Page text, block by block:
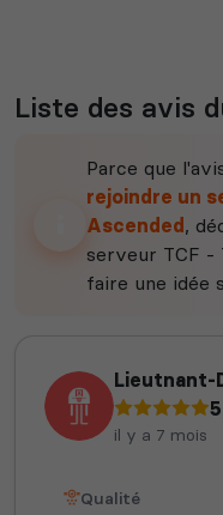
Liste des avis
Parce que
rejoindre un
Ascended,
serveur TCF -
faire une idée
Lieutnant-
5
il y a 7 mois
Qualité